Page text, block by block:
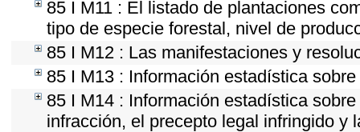
85 I M11 : El listado de plantaciones
tipo de especie forestal, nivel de
85 I M12 : Las manifestaciones y
85 I M13 : Información estadística
85 I M14 : Información estadística
infracción, el precepto legal infringido y